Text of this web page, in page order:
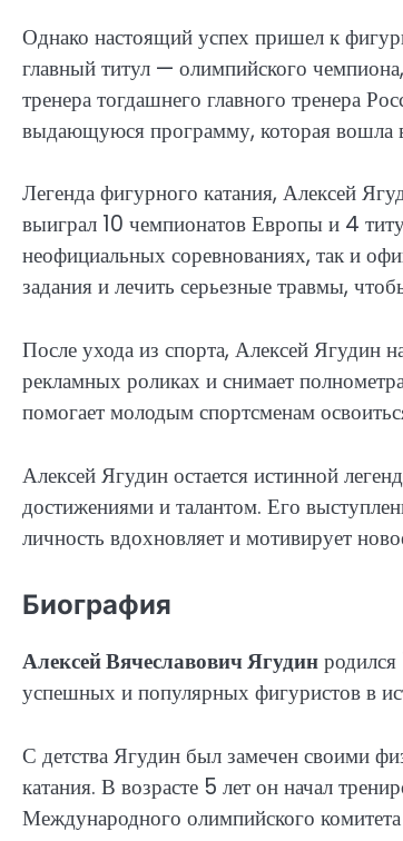
Однако настоящий успех пришел к
главный титул — олимпийского
тренера тогдашнего главного тренера
выдающуюся программу, которая вошла
Легенда фигурного катания, Алексей
выиграл 10 чемпионатов Европы и 4
неофициальных соревнованиях, так и
задания и лечить серьезные травмы,
После ухода из спорта, Алексей Ягудин
рекламных роликах и снимает
помогает молодым спортсменам
Алексей Ягудин остается истинной
достижениями и талантом. Его
личность вдохновляет и мотивирует
Биография
Алексей Вячеславович Ягудин
успешных и популярных фигуристов в
С детства Ягудин был замечен своими
катания. В возрасте 5 лет он начал
Международного олимпийского